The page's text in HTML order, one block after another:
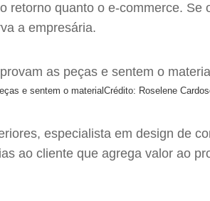
retorno quanto o e-commerce.
a empresária.
e sentem o materialCrédito: Roselene
especialista em design de
ao cliente que agrega valor ao